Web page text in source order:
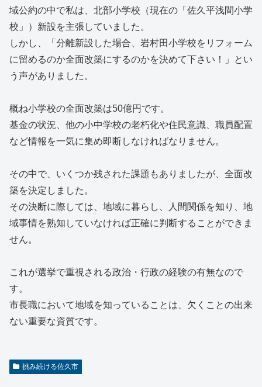
域公約の中で私は、北部小学校（現在の「佐久平浅間小学
校」）新設を主張していました。
しかし、「分離新設した場合、岩村田小学校をリフォーム
に留めるのか全面改築にするのかを決めて下さい！」とい
う声がありました。
概ね小学校の全面改築は50億円です。
基金の状況、他の小中学校の老朽化や住民意識、職員配置
など情報を一気に集め即断しなければなりません。
その中で、いくつか残された課題もありましたが、全面改
築を決定しました。
その決断に際しては、地域に暮らし、人間関係を知り、地
域事情を熟知していなければ正確に判断することができま
せん。
これが選挙で重視される政治・行政の経験の有無なので
す。
市長職において地域を知っていることは、欠くことの出来
ない重要な資質です。
挑み続ける佐久市